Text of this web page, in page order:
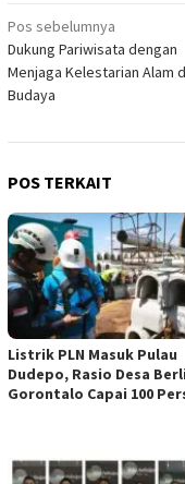
Navigasi
pos
Pos sebelumnya
Dukung Pariwisata dengan
Menjaga Kelestarian Alam
Budaya
POS TERKAIT
Listrik PLN Masuk Pulau
Dudepo, Rasio Desa
Gorontalo Capai 100